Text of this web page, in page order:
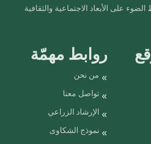
على الأبعاد الاجتماعية والثقافية
روابط مهمّة
من نحن
تواصل معنا
الإرشاد الزراعي
نموذج الشكاوى